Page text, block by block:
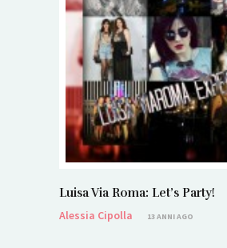
Luisa Via Roma: Let’s Party!
Alessia Cipolla
13 ANNI AGO